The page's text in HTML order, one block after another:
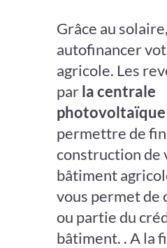
Grâce au
autofinancer
agricole. Les
parla centrale
photovoltaïque
permettre de
construction de
bâtiment
vous permet de
ou partie du
bâtiment. . A la